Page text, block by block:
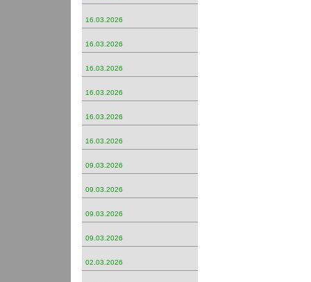
16.03.2026
16.03.2026
16.03.2026
16.03.2026
16.03.2026
16.03.2026
09.03.2026
09.03.2026
09.03.2026
09.03.2026
02.03.2026